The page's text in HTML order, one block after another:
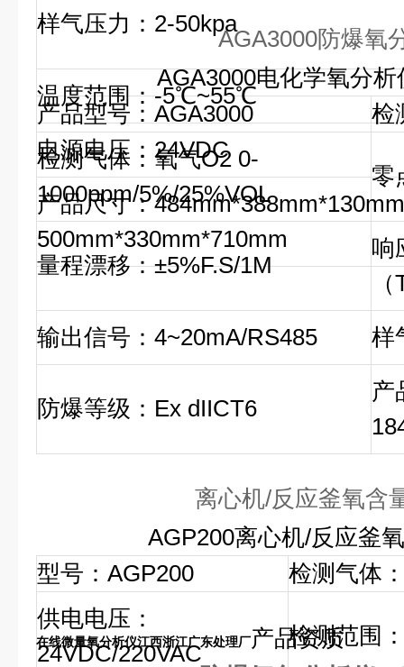
样气压力：2-50kpa
温度范围：-5℃~55℃
电源电压：24VDC
产品尺寸：484mm*388mm*130mm
500mm*330mm*710mm
AGA3000防爆氧
AGA3000电化学氧分
产品型号：AGA3000
检
检测气体：氧气O2 0-
1000ppm/5%/25%VOL
零
量程漂移：±5%F.S/1M
响
输出信号：4~20mA/RS485
样
防爆等级：Ex dIICT6
产
离心机/反应釜氧含
AGP200离心机/反应釜
型号：AGP200
检测气体
供电电压：
24VDC/220VAC
检测范围
在线微量氧分析仪江西浙江广东处理厂产品资质